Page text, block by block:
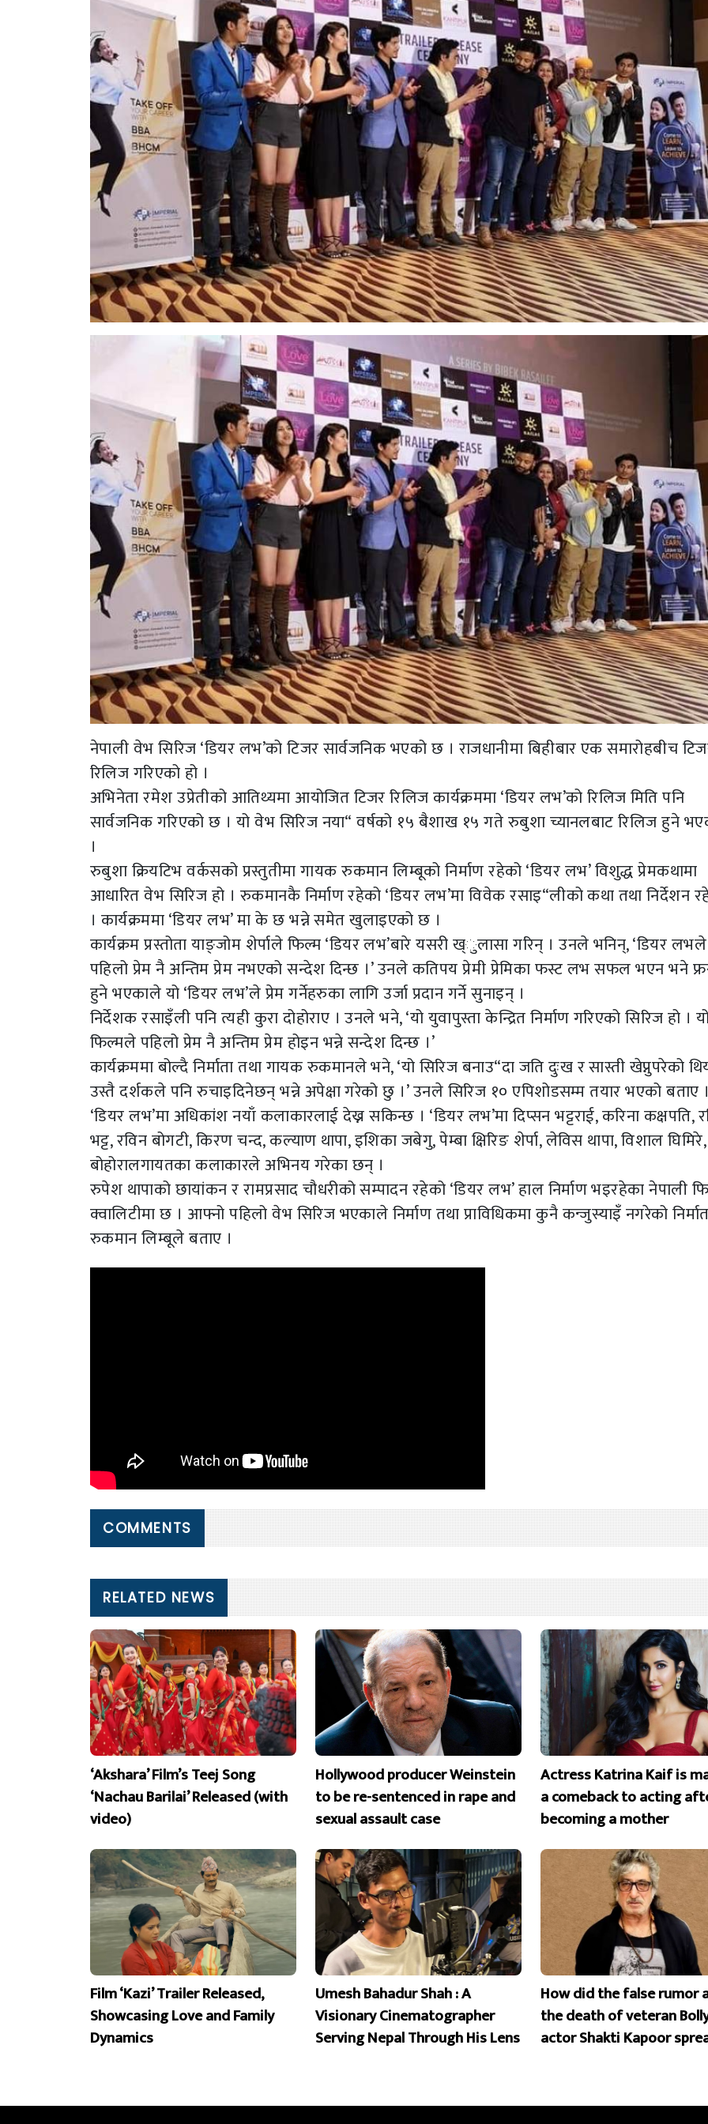
नेपाली वेभ सिरिज ‘डियर लभ’को टिजर सार्वजनिक भएको छ । राजधानीमा बिहीबार एक समारोहबीच
रिलिज गरिएको हो ।
अभिनेता रमेश उप्रेतीको आतिथ्यमा आयोजित टिजर रिलिज कार्यक्रममा ‘डियर लभ’को रिलिज मिति पनि
सार्वजनिक गरिएको छ । यो वेभ सिरिज नया“ वर्षको १५ बैशाख १५ गते रुबुशा च्यानलबाट रिलिज हुने
।
रुबुशा क्रियटिभ वर्कसको प्रस्तुतीमा गायक रुकमान लिम्बूको निर्माण रहेको ‘डियर लभ’ विशुद्ध प्रेमकथामा
आधारित वेभ सिरिज हो । रुकमानकै निर्माण रहेको ‘डियर लभ’मा विवेक रसाइ“लीको कथा तथा निर्देशन
। कार्यक्रममा ‘डियर लभ’ मा के छ भन्ने समेत खुलाइएको छ ।
कार्यक्रम प्रस्तोता याङ्जोम शेर्पाले फिल्म ‘डियर लभ’बारे यसरी ख्ुलासा गरिन् । उनले भनिन्, ‘डियर लभले
पहिलो प्रेम नै अन्तिम प्रेम नभएको सन्देश दिन्छ ।’ उनले कतिपय प्रेमी प्रेमिका फस्ट लभ सफल भएन भने
हुने भएकाले यो ‘डियर लभ’ले प्रेम गर्नेहरुका लागि उर्जा प्रदान गर्ने सुनाइन् ।
निर्देशक रसाइँली पनि त्यही कुरा दोहोराए । उनले भने, ‘यो युवापुस्ता केन्द्रित निर्माण गरिएको सिरिज हो ।
फिल्मले पहिलो प्रेम नै अन्तिम प्रेम होइन भन्ने सन्देश दिन्छ ।’
कार्यक्रममा बोल्दै निर्माता तथा गायक रुकमानले भने, ‘यो सिरिज बनाउ“दा जति दुःख र सास्ती खेप्नुपरेको
उस्तै दर्शकले पनि रुचाइदिनेछन् भन्ने अपेक्षा गरेको छु ।’ उनले सिरिज १० एपिशोडसम्म तयार भएको बताए ।
‘डियर लभ’मा अधिकांश नयाँ कलाकारलाई देख्न सकिन्छ । ‘डियर लभ’मा दिप्सन भट्टराई, करिना कक्षपति,
भट्ट, रविन बोगटी, किरण चन्द, कल्याण थापा, इशिका जबेगु, पेम्बा क्षिरिङ शेर्पा, लेविस थापा, विशाल घिमिरे,
बोहोरालगायतका कलाकारले अभिनय गरेका छन् ।
रुपेश थापाको छायांकन र रामप्रसाद चौधरीको सम्पादन रहेको ‘डियर लभ’ हाल निर्माण भइरहेका नेपाली
क्वालिटीमा छ । आफ्नो पहिलो वेभ सिरिज भएकाले निर्माण तथा प्राविधिकमा कुनै कन्जुस्याइँ नगरेको
रुकमान लिम्बूले बताए ।
COMMENTS
RELATED NEWS
‘Akshara’ Film’s Teej Song
‘Nachau Barilai’ Released (with
video)
Hollywood producer Weinstein
to be re-sentenced in rape and
sexual assault case
Actress Katrina Kaif is
a comeback to acting
becoming a mother
Film ‘Kazi’ Trailer Released,
Showcasing Love and Family
Dynamics
Umesh Bahadur Shah : A
Visionary Cinematographer
Serving Nepal Through His Lens
How did the false rumor
the death of veteran
actor Shakti Kapoor